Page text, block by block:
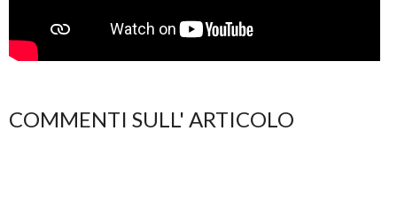
COMMENTI SULL' ARTICOLO